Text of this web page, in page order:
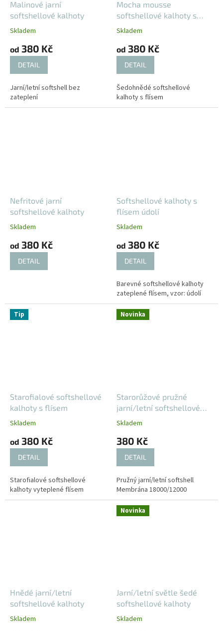
Malinové jarní
softshellové kalhoty
Skladem
od 380 Kč
DETAIL
Jarní/letní softshell bez
zateplení
Mocha mousse
softshellové kalhoty s
flísem
Skladem
od 380 Kč
DETAIL
Šedohnědé softshellové
kalhoty s flísem
Nefritové jarní
softshellové kalhoty
Skladem
od 380 Kč
DETAIL
Softshellové kalhoty s
flísem údolí
Skladem
od 380 Kč
DETAIL
Barevné softshellové kalhoty
zateplené flísem, vzor: údolí
Tip
Starofialové softshellové
kalhoty s flísem
Skladem
od 380 Kč
DETAIL
Starofialové softshellové
kalhoty vyteplené flísem
Novinka
Starorůžové pružné
jarní/letní softshellové
kalhoty
Skladem
380 Kč
DETAIL
Pružný jarní/letní softshell
Membrána 18000/12000
Hnědé jarní/letní
softshellové kalhoty
Skladem
Novinka
Jarní/letní světle šedé
softshellové kalhoty
Skladem